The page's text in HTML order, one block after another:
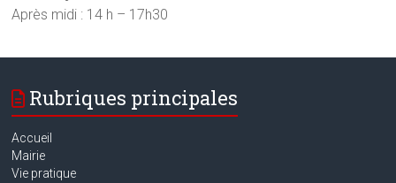
Après midi : 14 h – 17h30
Rubriques principales
Accueil
Mairie
Vie pratique